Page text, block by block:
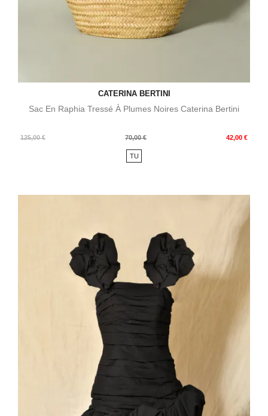
CATERINA BERTINI
Sac En Raphia Tressé À Plumes Noires Caterina Bertini
125,00 €
Prix
70,00 € 42,00 €
Prix
TU